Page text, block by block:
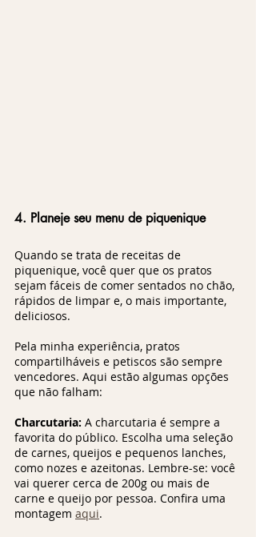
4. Planeje seu menu de piquenique
Quando se trata de receitas de
piquenique, você quer que os pratos
sejam fáceis de comer sentados no chão,
rápidos de limpar e, o mais importante,
deliciosos.
Pela minha experiência, pratos
compartilháveis ​​e petiscos são sempre
vencedores. Aqui estão algumas opções
que não falham:
Charcutaria: A charcutaria é sempre a
favorita do público. Escolha uma seleção
de carnes, queijos e pequenos lanches,
como nozes e azeitonas. Lembre-se: você
vai querer cerca de 200g ou mais de
carne e queijo por pessoa. Confira uma
montagem aqui.